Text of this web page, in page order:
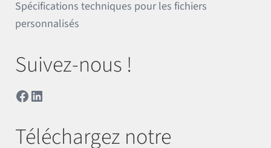
Spécifications techniques pour les fichiers
personnalisés
Suivez-nous !
Facebook
LinkedIn
Téléchargez notre